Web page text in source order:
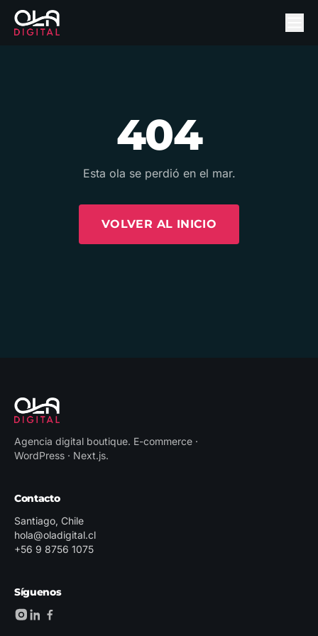
404
Esta ola se perdió en el mar.
VOLVER AL INICIO
Agencia digital boutique. E-commerce ·
WordPress · Next.js.
Contacto
Santiago, Chile
hola@oladigital.cl
+56 9 8756 1075
Síguenos